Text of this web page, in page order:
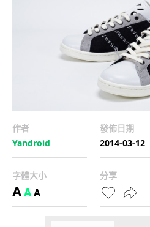
作者
Yandroid
發佈日期
2014-03-12
字體大小
AAA
分享